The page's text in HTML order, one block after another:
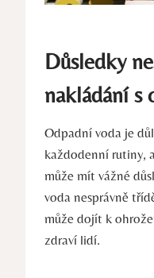
Důsledky
nakládání s
Odpadní voda je
každodenní rutiny,
může mít vážné
voda nesprávně
může dojít k
zdraví lidí.